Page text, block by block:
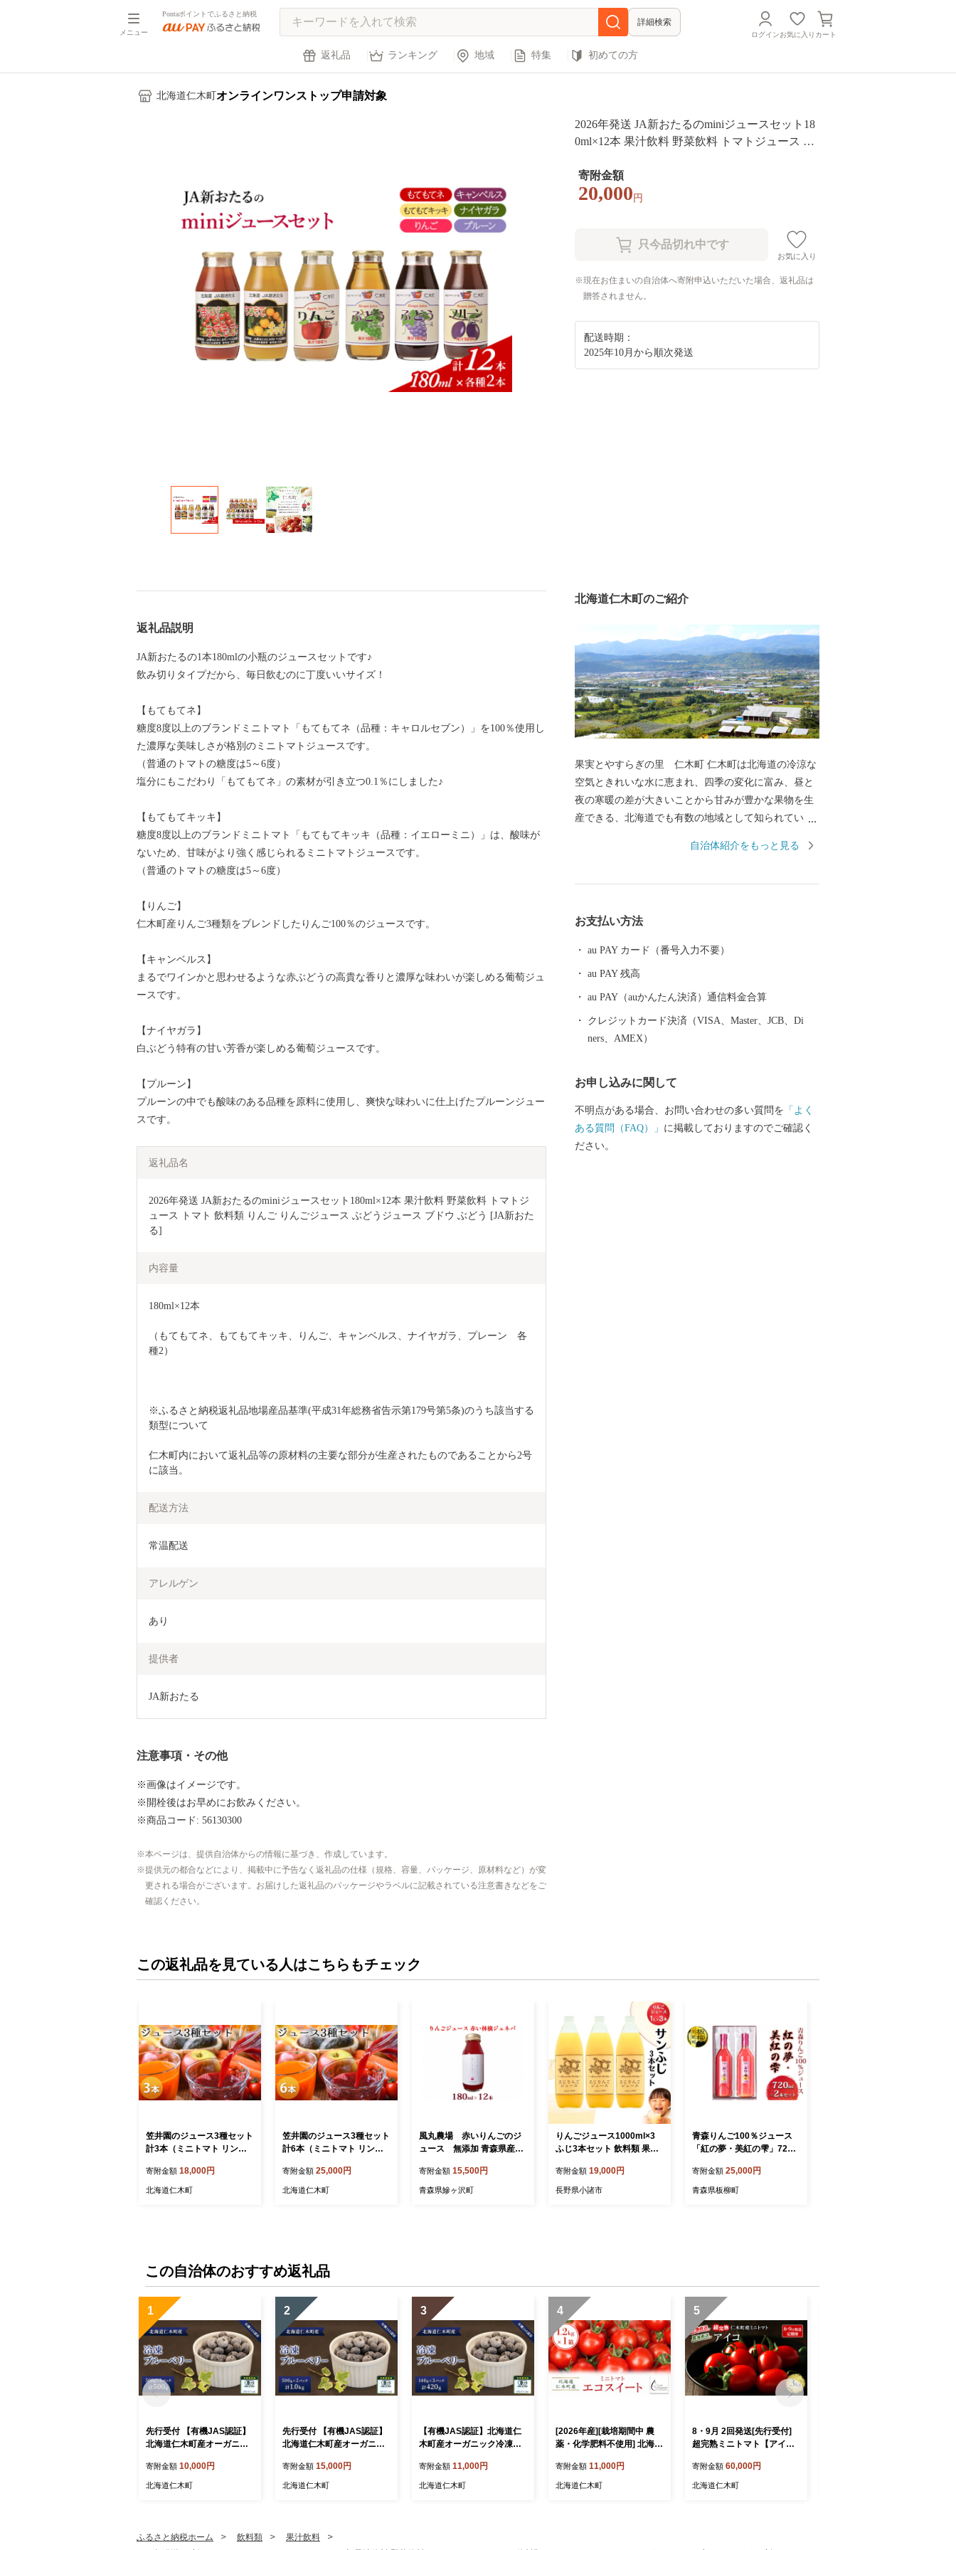
メニュー
Pontaポイントでふるさと納税
詳細検索
ログインお気に入り カート
返礼品 ランキング 地域 特集 初めての方
北海道仁木町 オンラインワンストップ申請対象
2026年発送 JA新おたるのminiジュースセット18
0ml×12本 果汁飲料 野菜飲料 トマトジュース ト
ース ブドウ ぶどう [JA新おたる]
寄附金額
20,000 円
お気に入り
現在お住まいの自治体へ寄附申込いただいた場合、返礼品は
贈答されません。
配送時期：
2025年10月から順次発送
返礼品説明
JA新おたるの1本180mlの小瓶のジュースセットです♪
飲み切りタイプだから、毎日飲むのに丁度いいサイズ！
【もてもてネ】
糖度8度以上のブランドミニトマト「もてもてネ（品種：キャロルセブン）」を100％使用し
た濃厚な美味しさが格別のミニトマトジュースです。
（普通のトマトの糖度は5～6度）
塩分にもこだわり「もてもてネ」の素材が引き立つ0.1％にしました♪
【もてもてキッキ】
糖度8度以上のブランドミニトマト「もてもてキッキ（品種：イエローミニ）」は、酸味が
ないため、甘味がより強く感じられるミニトマトジュースです。
（普通のトマトの糖度は5～6度）
【りんご】
仁木町産りんご3種類をブレンドしたりんご100％のジュースです。
【キャンベルス】
まるでワインかと思わせるような赤ぶどうの高貴な香りと濃厚な味わいが楽しめる葡萄ジュ
ースです。
【ナイヤガラ】
白ぶどう特有の甘い芳香が楽しめる葡萄ジュースです。
【プルーン】
プルーンの中でも酸味のある品種を原料に使用し、爽快な味わいに仕上げたプルーンジュー
スです。
返礼品名
2026年発送 JA新おたるのminiジュースセット180ml×12本 果汁飲料 野菜飲料 トマトジ
ュース トマト 飲料類 りんご りんごジュース ぶどうジュース ブドウ ぶどう [JA新おた
る]
内容量
180ml×12本
（もてもてネ、もてもてキッキ、りんご、キャンベルス、ナイヤガラ、プレーン　各
種2）
※ふるさと納税返礼品地場産品基準(平成31年総務省告示第179号第5条)のうち該当する
類型について
仁木町内において返礼品等の原材料の主要な部分が生産されたものであることから2号
に該当。
配送方法
常温配送
アレルゲン
あり
提供者
JA新おたる
注意事項・その他
※画像はイメージです。
※開栓後はお早めにお飲みください。
※商品コード: 56130300
本ページは、提供自治体からの情報に基づき、作成しています。
提供元の都合などにより、掲載中に予告なく返礼品の仕様（規格、容量、パッケージ、原材料など）が変
更される場合がございます。お届けした返礼品のパッケージやラベルに記載されている注意書きなどをご
確認ください。
北海道仁木町のご紹介
果実とやすらぎの里 仁木町 仁木町は北海道の冷涼な
空気ときれいな水に恵まれ、四季の変化に富み、昼と
夜の寒暖の差が大きいことから甘みが豊かな果物を生
産できる、北海道でも有数の地域として知られていま
はぶどうやプルーン、リンゴなど、一年を通して様々
めぴりかや、ななつぼしなどの北海道米の代表的な品
種も栽培しています。近年では、優れた果樹や野菜を
え、仁木町産のぶどうを醸造したワイン造りも進めら
れており、２０１９年には新規ワイナリーのオープン
も控え、仁木町は道内外から注目を集めています。
自治体紹介をもっと見る
お支払い方法
au PAY カード（番号入力不要）
au PAY 残高
au PAY（auかんたん決済）通信料金合算
クレジットカード決済（VISA、Master、JCB、Di
ners、AMEX）
お申し込みに関して
不明点がある場合、お問い合わせの多い質問を 「よく
ある質問（FAQ）」 に掲載しておりますのでご確認く
ださい。
この返礼品を見ている人はこちらもチェック
笠井園のジュース3種セット
計3本（ミニトマト リンゴ
マトジュース 飲料類 りんご
果汁飲料 野菜飲料 ぶどうジ
寄附金額 18,000円
北海道仁木町
笠井園のジュース3種セット
計6本（ミニトマト リンゴ
マトジュース 飲料類 りんご
果汁飲料 野菜飲料 ぶどうジ
寄附金額 25,000円
北海道仁木町
風丸農場 赤いりんごのジ
ュース 無添加 青森県産
果汁飲料
寄附金額 15,500円
青森県鰺ヶ沢町
りんごジュース1000ml×3
ふじ3本セット 飲料類 果汁
寄附金額 19,000円
長野県小諸市
青森りんご100％ジュース
「紅の夢・美紅の雫」720m
料類 果汁飲料 セット
寄附金額 25,000円
青森県板柳町
この自治体のおすすめ返礼品
1
先行受付 【有機JAS認証】
北海道仁木町産オーガニッ
1パック 計500g 果物 フルー
ツ 冷凍フルーツ 有機栽培
寄附金額 10,000円
北海道仁木町
2
先行受付 【有機JAS認証】
北海道仁木町産オーガニッ
2パック 計1.0kg 果物 フル
ーツ 冷凍フルーツ 有機栽培
寄附金額 15,000円
北海道仁木町
3
【有機JAS認証】北海道仁
木町産オーガニック冷凍ブ
計420g 果物 フルーツ 冷凍
フルーツ 有機栽培 樹上完熟
寄附金額 11,000円
北海道仁木町
4
[2026年産][栽培期間中 農
薬・化学肥料不使用] 北海道
イート 1.2kg×1箱 サイズ混
載 トマト野菜 やさい [Farm
寄附金額 11,000円
北海道仁木町
5
8・9月 2回発送[先行受付]
超完熟ミニトマト【アイ
除草剤不使用 サイズ混載 ト
マト ミニトマト アイコ 野
寄附金額 60,000円
北海道仁木町
ふるさと納税ホーム 飲料類
果汁飲料